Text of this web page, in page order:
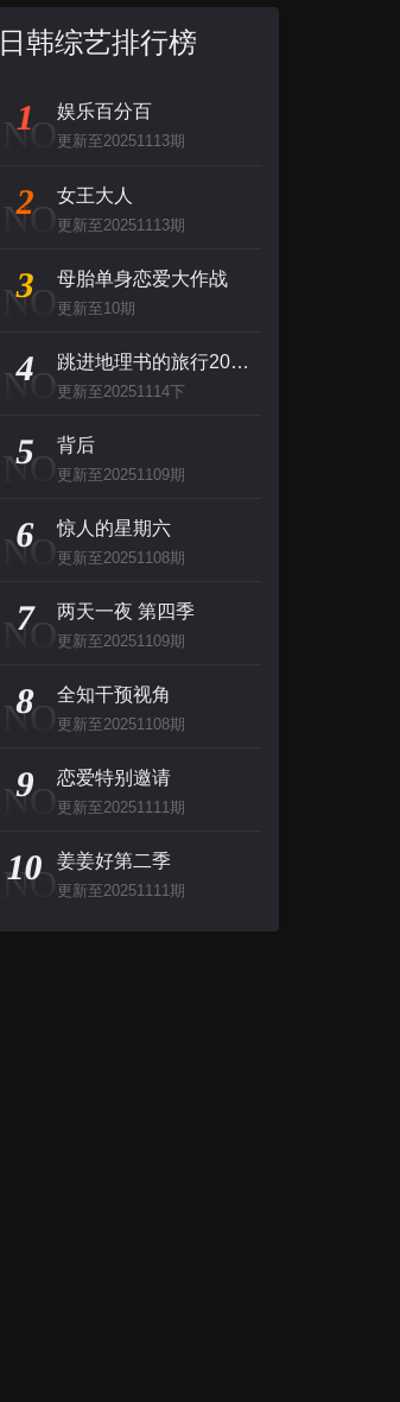
主演：不齐男团
背后
创：战纪
名侦探柯南（日语）
百变的七仓同学
主演：早见沙织,冈本信彦
日韩综艺排行榜
NO
1 娱乐百分百
更新至20251113期
NO
2 女王大人
更新至20251113期
NO
3 母胎单身恋爱大作战
更新至10期
NO
4 跳进地理书的旅行2025·甘肃篇
更新至20251114下
NO
5 背后
更新至20251109期
NO
6 惊人的星期六
更新至20251108期
NO
7 两天一夜 第四季
更新至20251109期
NO
8 全知干预视角
更新至20251108期
NO
9 恋爱特别邀请
更新至20251111期
NO
10 姜姜好第二季
更新至20251111期